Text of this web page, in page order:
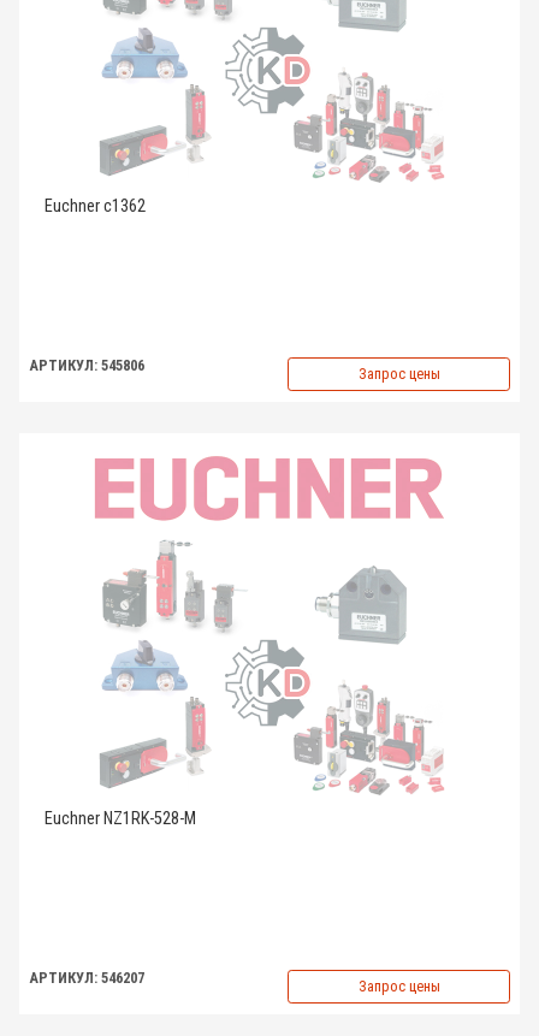
Euchner c1362
АРТИКУЛ: 545806 Запрос цены
Euchner NZ1RK-528-M
АРТИКУЛ: 546207 Запрос цены